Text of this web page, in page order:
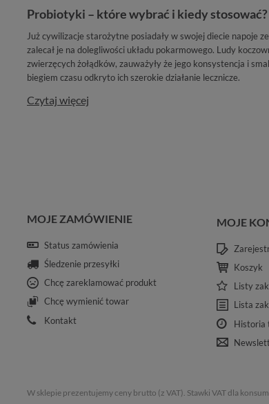
Probiotyki – które wybrać i kiedy stosować?
Już cywilizacje starożytne posiadały w swojej diecie napoje
zalecał je na dolegliwości układu pokarmowego. Ludy
zwierzęcych żołądków, zauważyły że jego konsystencja i
biegiem czasu odkryto ich szerokie działanie lecznicze.
Czytaj więcej
MOJE ZAMÓWIENIE
Status zamówienia
Śledzenie przesyłki
Chcę zareklamować produkt
Chcę wymienić towar
Kontakt
MOJE
Koszyk
Listy
Lista
Historia
W sklepie prezentujemy ceny brutto (z VAT). Stawki VAT dla